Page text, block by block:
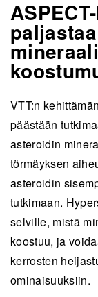
VTT:n
päästään
asteroidin
törmäyksen
asteroidin
tutkimaan.
selville, mistä
koostuu, ja
kerrosten
ominaisuuksiin.